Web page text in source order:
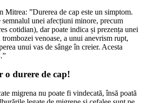
Mitrea: ”Durerea de cap este un simptom.
semnalul unei afecțiuni minore, precum
cotidian), dar poate indica și prezența unei
venoase, a unui anevrism rupt,
unui vas de sânge în creier. Acesta
o durere de cap!
migrena nu poate fi vindecată, însă poată